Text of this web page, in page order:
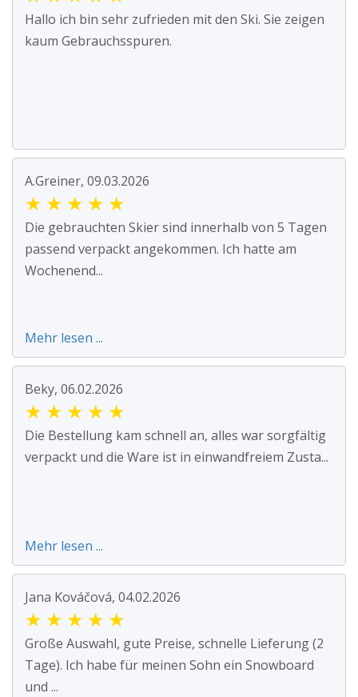
Hallo ich bin sehr zufrieden mit den Ski. Sie zeigen
kaum Gebrauchsspuren.
A.Greiner, 09.03.2026
★ ★ ★ ★ ★
Die gebrauchten Skier sind innerhalb von 5 Tagen
passend verpackt angekommen. Ich hatte am
Wochenend...
Mehr lesen ...
Beky, 06.02.2026
★ ★ ★ ★ ★
Die Bestellung kam schnell an, alles war sorgfältig
verpackt und die Ware ist in einwandfreiem Zusta...
Mehr lesen ...
Jana Kováčová, 04.02.2026
★ ★ ★ ★ ★
Große Auswahl, gute Preise, schnelle Lieferung (2
Tage). Ich habe für meinen Sohn ein Snowboard
und ...